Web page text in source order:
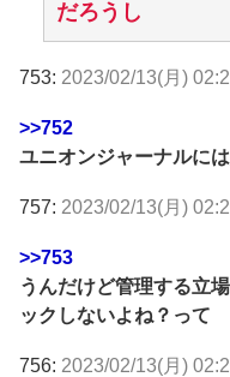
だろうし
753: 2023/02/13(月)
>>752
ユニオンジャーナルに
757: 2023/02/13(月)
>>753
うんだけど管理する立
ックしないよね？って
756: 2023/02/13(月)